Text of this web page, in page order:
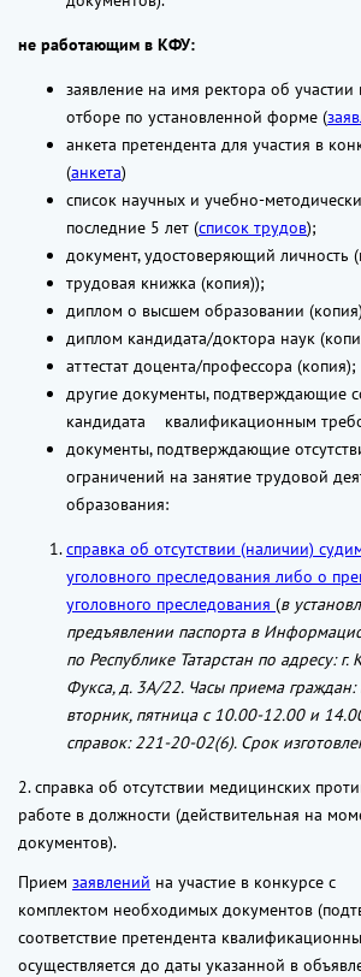
не работающим в КФУ:
заявление на имя ректора об
отборе по установленной форме (
анкета претендента для участия в
(анкета)
список научных и учебно-
последние 5 лет (список трудов);
документ, удостоверяющий личность
трудовая книжка (копия));
диплом о высшем образовании
диплом кандидата/доктора наук
аттестат доцента/профессора (копия);
другие документы, подтверждающие
кандидата квалификационным
документы, подтверждающие
ограничений на занятие трудовой
образования:
справка об отсутствии (наличии)
уголовного преследования либо о
уголовного преследования (в
предъявлении паспорта в
по Республике Татарстан по адресу: г.
Фукса, д. 3А/22. Часы приема граждан:
вторник, пятница с 10.00-12.00 и
справок: 221-20-02(6). Срок
2. справка об отсутствии медицинских
работе в должности (действительная на
документов).
Прием заявлений на участие в конкурсе с
комплектом необходимых документов
соответствие претендента
осуществляется до даты указанной в